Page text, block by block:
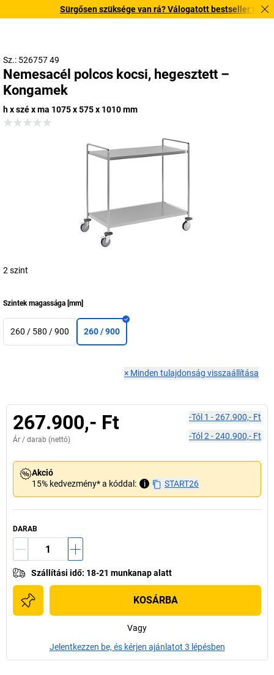
Sürgősen szüksége van rá? Válogatott bestseller
Sz.: 526757 49
Nemesacél polcos kocsi, hegesztett –
Kongamek
h x szé x ma 1075 x 575 x 1010 mm
2 szint
Szintek magassága [mm]
260 / 580 / 900 260 / 900
× Minden tulajdonság visszaállítása
267.900,- Ft
Ár / darab (nettó)
-tól 1 -267.900,- Ft
-tól 2 -240.900,- Ft
Akció
15% kedvezmény* a kóddal:
i START26
DARAB
Szállítási idő: 18-21 munkanap alatt
KOSÁRBA
Vagy
Jelentkezzen be, és kérjen ajánlatot 3 lépésben